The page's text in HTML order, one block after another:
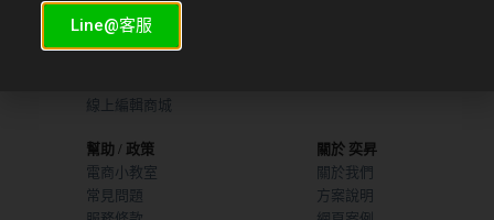
廣告行銷
線上編輯商城
幫助 / 政策
電商小教室
常見問題
關於 奕昇
關於我們
方案說明
Line@客服